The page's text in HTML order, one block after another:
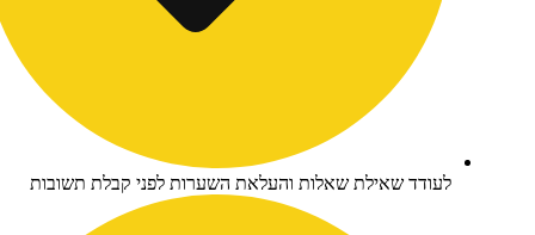
שאילת שאלות והעלאת השערות לפני קבלת תשובות